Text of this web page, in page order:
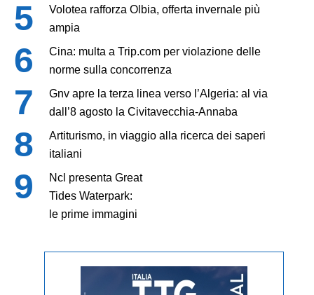
Volotea rafforza Olbia, offerta invernale più
ampia
Cina: multa a Trip.com per violazione delle
norme sulla concorrenza
Gnv apre la terza linea verso l’Algeria: al via
dall’8 agosto la Civitavecchia-Annaba
Artiturismo, in viaggio alla ricerca dei saperi
italiani
Ncl presenta Great
Tides Waterpark:
le prime immagini